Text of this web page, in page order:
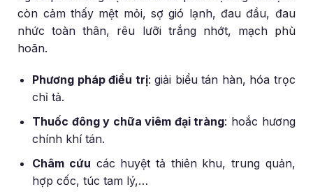
còn cảm thấy mệt mỏi, sợ gió lạnh, đau đầu, đau
nhức toàn thân, rêu lưỡi trắng nhớt, mạch phù
hoãn.
Phương pháp điều trị: giải biểu tán hàn, hóa trọc
chỉ tả.
Thuốc đông y chữa viêm đại tràng: hoắc hương
chính khí tán.
Châm cứu các huyệt tả thiên khu, trung quản,
hợp cốc, túc tam lý,…